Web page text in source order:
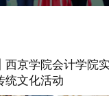
京学院会计学院
统文化活动